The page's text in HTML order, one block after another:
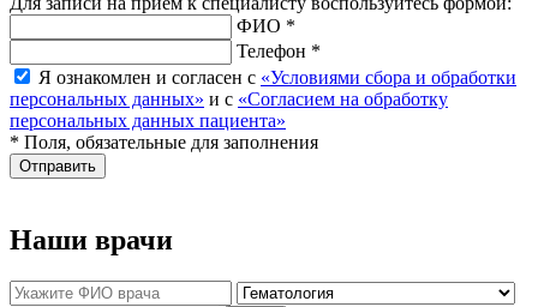
ФИО *
Телефон *
Я ознакомлен и согласен с «Условиями сбора и обработки
персональных данных» и с «Согласием на обработку
персональных данных пациента»
* Поля, обязательные для заполнения
Отправить
Наши врачи